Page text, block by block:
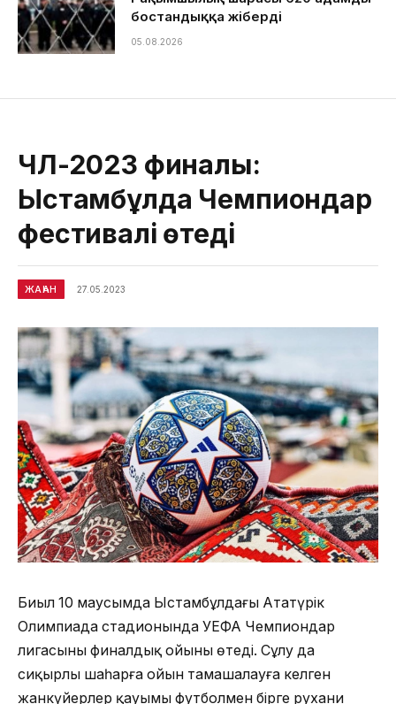
бостандыққа жіберді
05.08.2026
ЧЛ-2023 финалы:
Ыстамбұлда Чемпиондар
фестивалі өтеді
ЖАҺАН 27.05.2023
Биыл 10 маусымда Ыстамбұлдағы Ататүрік
Олимпиада стадионында УЕФА Чемпиондар
лигасының финалдық ойыны өтеді. Сұлу да
сиқырлы шаһарға ойын тамашалауға келген
жанкүйерлер қауымы футболмен бірге рухани